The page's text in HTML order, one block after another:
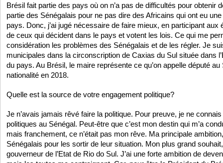
Brésil fait partie des pays où on n’a pas de difficultés pour obtenir
partie des Sénégalais pour ne pas dire des Africains qui ont eu
pays. Donc, j’ai jugé nécessaire de faire mieux, en participant aux
de ceux qui décident dans le pays et votent les lois. Ce qui me
considération les problèmes des Sénégalais et de les régler. Je
municipales dans la circonscription de Caxias du Sul située dans
du pays. Au Brésil, le maire représente ce qu’on appelle député au
nationalité en 2018.
Quelle est la source de votre engagement politique?
Je n’avais jamais rêvé faire la politique. Pour preuve, je ne
politiques au Sénégal. Peut-être que c’est mon destin qui m’a
mais franchement, ce n’était pas mon rêve. Ma principale
Sénégalais pour les sortir de leur situation. Mon plus grand
gouverneur de l’Etat de Rio do Sul. J’ai une forte ambition de